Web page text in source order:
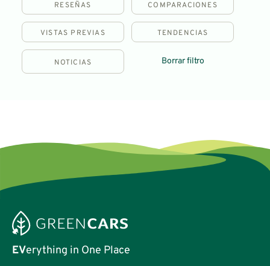
RESEÑAS COMPARACIONES
VISTAS PREVIAS TENDENCIAS
NOTICIAS Borrar filtro
EVerything in One Place